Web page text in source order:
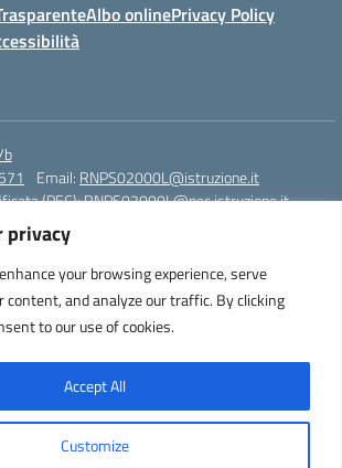
privacy
your browsing experience, serve
content, and analyze our traffic. By clicking
to our use of cookies.
Customize
Accept All
Albo onlinePrivacy Policy
b
Email: RNPS02000L@istruzione.it
(PEC):RNPS02000L@pec.istruzione.it
RNPS02000L
"A. Einstein" - Via Agnesi 2/b - 47923 Rimini
– Fax +39 0541 381636 E-mail: